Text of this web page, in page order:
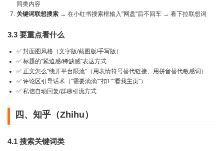
同类内容
关键词联想搜索 → 在小红书搜索框输入"网盘"后不回车 → 看下拉联想词
3.3 要重点看什么
✅ 封面图风格（文字版/截图版/手写版）
✅ 标题的"紧迫感/稀缺感"表达方式
✅ 正文怎么"绕开平台限流"（用表情符号替代链接、用拼音替代敏感词）
✅ 评论区引导话术（"需要滴滴""扣1""看我主页"）
✅ 私信自动回复/群聊引流方式
四、知乎（Zhihu）
4.1 搜索关键词类